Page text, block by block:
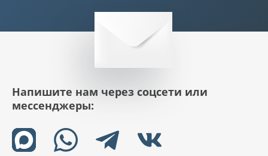
Напишите нам через соцсети или
мессенджеры: